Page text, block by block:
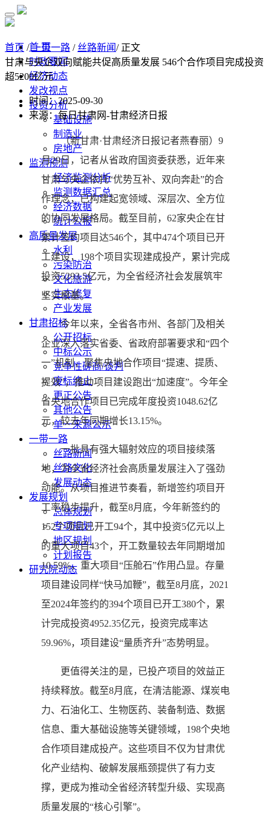
首 页
时政要闻
经济动态
发改视点
投资分析
基础设施
制造业
房地产
监测预测
经济监测分析
监测数据汇总
经济数据
统计公报
高质量发展
水利
污染防治
文化旅游
生态修复
产业发展
甘肃招标
公开招标
中标公示
竞争性磋商/谈判
废标终止
更正公告
其他公告
单一来源公示
一带一路
丝路新闻
丝路文化
发展动态
发展规划
总体规划
专项规划
地区规划
计划报告
研究院动态
首页 /一带一路 / 丝路新闻/ 正文
甘肃与央企双向赋能共促高质量发展 546个合作项目完成投资
超5200亿元
时间：2025-09-30
来源：每日甘肃网-甘肃经济日报
（新甘肃·甘肃经济日报记者燕春丽）9
月29日，记者从省政府国资委获悉，近年来
甘肃与央企依托“优势互补、双向奔赴”的合
作理念，已构建起宽领域、深层次、全方位
的协同发展格局。截至目前，62家央企在甘
累计签约项目达546个，其中474个项目已开
工建设，198个项目实现建成投产，累计完成
投资5293.5亿元，为全省经济社会发展筑牢
坚实根基。
今年以来，全省各市州、各部门及相关
企业深入落实省委、省政府部署要求和“四个
一”机制，聚焦央地合作项目“提速、提质、
提效”，推动项目建设跑出“加速度”。今年全
省央地合作项目已完成年度投资1048.62亿
元，较去年同期增长13.15%。
一批具有强大辐射效应的项目接续落
地，为全省经济社会高质量发展注入了强劲
动能。从项目推进节奏看，新增签约项目开
工率稳步提升，截至8月底，今年新签约的
152个项目已开工94个，其中投资5亿元以上
的重大项目43个，开工数量较去年同期增加
10.59%，重大项目“压舱石”作用凸显。存量
项目建设同样“快马加鞭”，截至8月底，2021
至2024年签约的394个项目已开工380个，累
计完成投资4952.35亿元，投资完成率达
59.96%，项目建设“量质齐升”态势明显。
更值得关注的是，已投产项目的效益正
持续释放。截至8月底，在清洁能源、煤炭电
力、石油化工、生物医药、装备制造、数据
信息、重大基础设施等关键领域，198个央地
合作项目建成投产。这些项目不仅为甘肃优
化产业结构、破解发展瓶颈提供了有力支
撑，更成为推动全省经济转型升级、实现高
质量发展的“核心引擎”。